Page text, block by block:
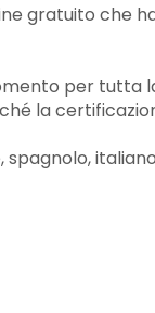
gratuito che
per tutta
la
spagnolo,